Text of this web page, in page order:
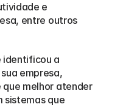
e
entre outros
identificou a
empresa,
que melhor atender
sistemas que